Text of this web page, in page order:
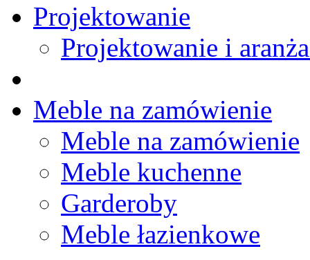
Projektowanie
Projektowanie i
Meble na zamówienie
Meble na zamówienie
Meble kuchenne
Garderoby
Meble łazienkowe